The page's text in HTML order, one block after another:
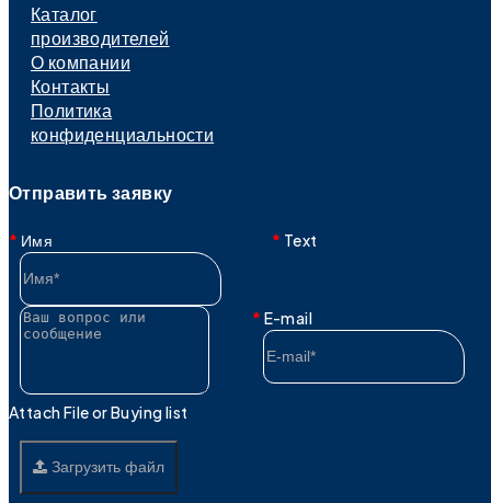
Каталог
производителей
О компании
Контакты
Политика
конфиденциальности
Отправить заявку
Имя
E-mail
Text
Attach File or Buying list
Загрузить файл